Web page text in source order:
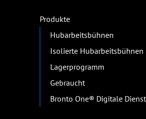
Produkte
Hubarbeitsbühnen
Isolierte Hubarbeitsbühnen
Lagerprogramm
Gebraucht
Bronto One® Digitale